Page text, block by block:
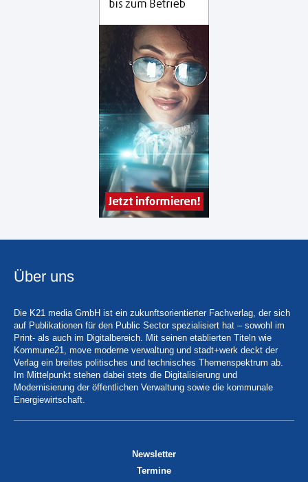
Über uns
Die K21 media GmbH ist ein zukunftsorientierter Fachverlag, der sich
auf Publikationen für den Public Sector spezialisiert hat – sowohl im
Print- als auch im Digitalbereich. Mit seinen etablierten Titeln wie
Kommune21, move moderne verwaltung und stadt+werk deckt der
Verlag ein breites politisches und technisches Themenspektrum ab.
Im Mittelpunkt stehen dabei stets die Digitalisierung und
Modernisierung der öffentlichen Verwaltung sowie die kommunale
Energiewirtschaft.
Newsletter
Termine